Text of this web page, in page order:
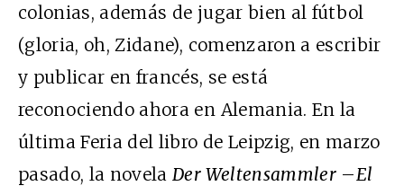
colonias, además de jugar bien al fútbol
(gloria, oh, Zidane), comenzaron a escribir
y publicar en francés, se está
reconociendo ahora en Alemania. En la
última Feria del libro de Leipzig, en marzo
pasado, la novelaDer Weltensammler–El